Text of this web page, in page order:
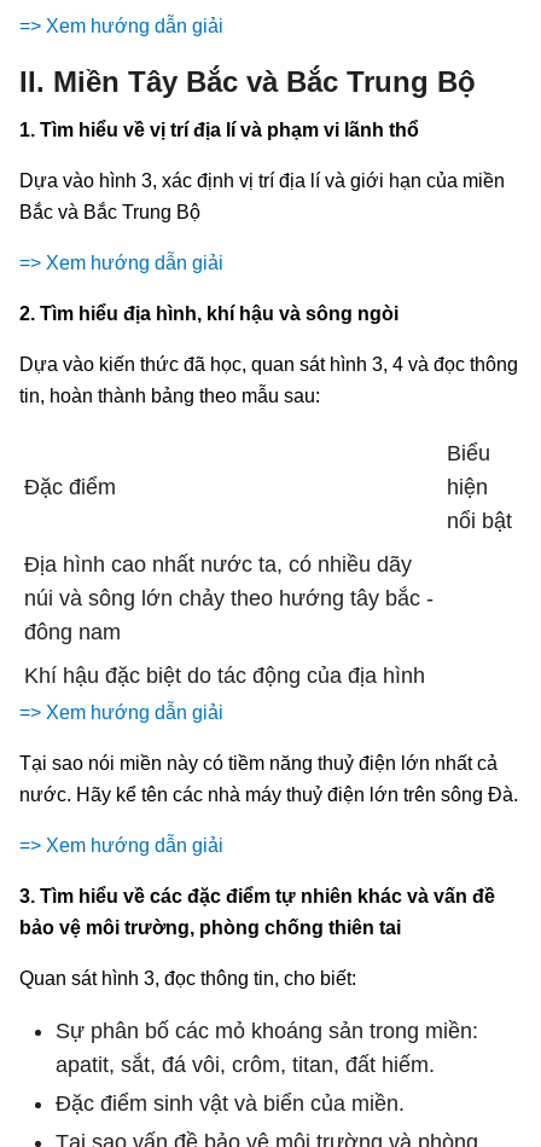
=> Xem hướng dẫn giải
II. Miền Tây Bắc và Bắc Trung Bộ
1. Tìm hiểu về vị trí địa lí và phạm vi lãnh thổ
Dựa vào hình 3, xác định vị trí địa lí và giới hạn của miền
Bắc và Bắc Trung Bộ
=> Xem hướng dẫn giải
2. Tìm hiểu địa hình, khí hậu và sông ngòi
Dựa vào kiến thức đã học, quan sát hình 3, 4 và đọc thông
tin, hoàn thành bảng theo mẫu sau:
Đặc điểm
Biểu
hiện
nổi bật
Địa hình cao nhất nước ta, có nhiều dãy
núi và sông lớn chảy theo hướng tây bắc -
đông nam
Khí hậu đặc biệt do tác động của địa hình
=> Xem hướng dẫn giải
Tại sao nói miền này có tiềm năng thuỷ điện lớn nhất cả
nước. Hãy kể tên các nhà máy thuỷ điện lớn trên sông Đà.
=> Xem hướng dẫn giải
3. Tìm hiểu về các đặc điểm tự nhiên khác và vấn đề
bảo vệ môi trường, phòng chống thiên tai
Quan sát hình 3, đọc thông tin, cho biết:
Sự phân bố các mỏ khoáng sản trong miền:
apatit, sắt, đá vôi, crôm, titan, đất hiếm.
Đặc điểm sinh vật và biển của miền.
Tại sao vấn đề bảo vệ môi trường và phòng